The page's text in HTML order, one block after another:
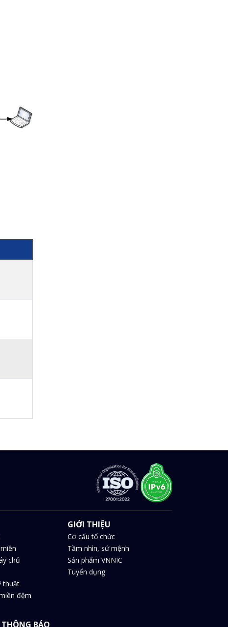
chủ
thuật
đệm
BÁO
GIỚI THIỆU
Cơ cấu tổ chức
Tầm nhìn, sứ mệnh
Sản phẩm VNNIC
Tuyển dụng